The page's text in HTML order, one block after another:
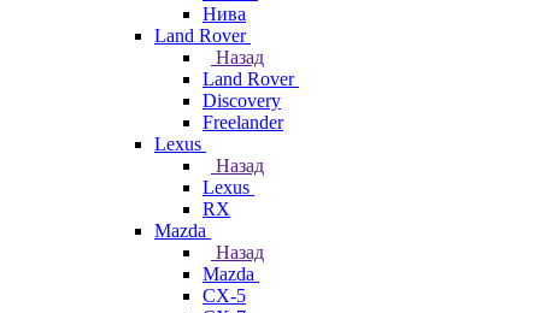
Нива
Land Rover
Назад
Land Rover
Discovery
Freelander
Lexus
Назад
Lexus
RX
Mazda
Назад
Mazda
CX-5